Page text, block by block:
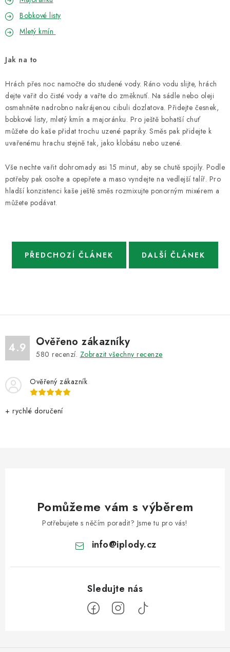
Bobkové listy
Mletý kmín
Jak na to
Hrách přes noc namočte do studené vody. Ráno vodu slijte, hrách
dejte vařit do čisté vody a vařte do změknutí. Na sádle nebo oleji
osmahněte nadrobno nakrájenou cibuli dozlatova. Přidejte česnek,
bobkové listy, mletý kmín a majoránku. Pro ještě bohatší chuť
můžete do kaše přidat trochu uzené papriky. Směs pak přidejte k
uvařenému hrachu stejně tak, jako klobásu nebo uzené.
Vše nechte vařit dohromady asi 15 minut, aby se chutě spojily. Podle
potřeby pak osolte a opepřete a maso vyndejte na vedlejší talíř. Pro
hladší konzistenci kaše ještě směs rozmixujte ponorným mixérem a
můžete podávat.
PŘEDCHOZÍ ČLÁNEK DALŠÍ ČLÁNEK
4.9 Ověřeno zákazníky
580 recenzí. Zobrazit všechny recenze
Ověřený zákazník
+ rychlé doručení
Pomůžeme vám s výběrem
Potřebujete s něčím poradit? Jsme tu pro vás!
info@iplody.cz